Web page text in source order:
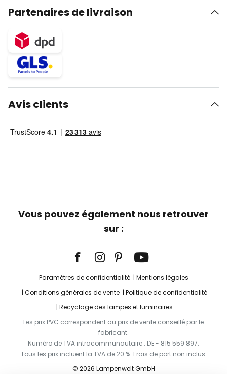
Partenaires de livraison
Avis clients
Vous pouvez également nous retrouver
sur :
Paramètres de confidentialité
Mentions légales
Conditions générales de vente
Politique de confidentialité
Recyclage des lampes et luminaires
Les prix PVC correspondent au prix de vente conseillé par le
fabricant.
Numéro de TVA intracommunautaire : DE - 815 559 897.
Tous les prix incluent la TVA de 20 %. Frais de port non inclus.
© 2026 Lampenwelt GmbH